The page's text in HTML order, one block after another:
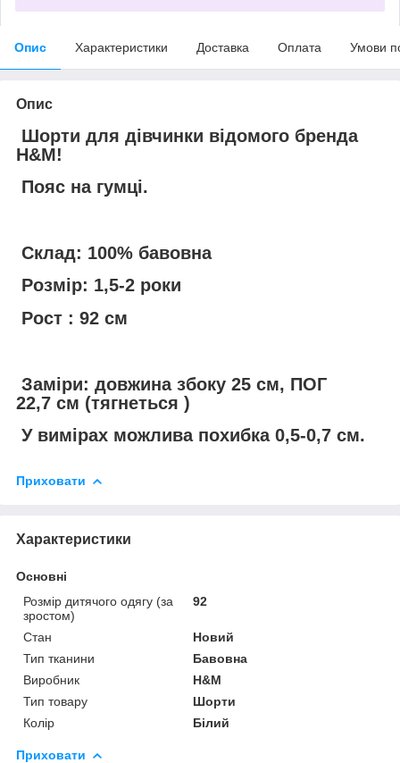
Опис Характеристики Доставка Оплата Умови
Опис
Шорти для дівчинки відомого бренда
H&M!
Пояс на гумці.
Склад: 100% бавовна
Розмір: 1,5-2 роки
Рост : 92 см
Заміри: довжина збоку 25 см, ПОГ
22,7 см (тягнеться )
У вимірах можлива похибка 0,5-0,7 см.
Приховати
Характеристики
Основні
Розмір дитячого одягу (за
зростом)
92
Стан
Новий
Тип тканини
Бавовна
Виробник
H&M
Тип товару
Шорти
Колір
Білий
Приховати